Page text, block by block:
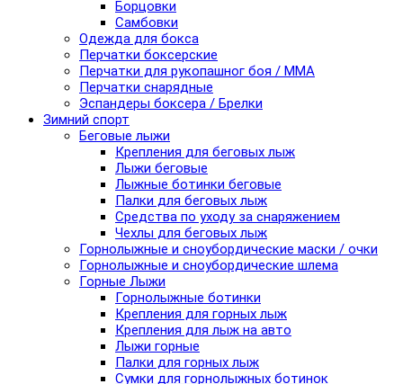
Борцовки
Самбовки
Одежда для бокса
Перчатки боксерские
Перчатки для рукопашног боя / ММА
Перчатки снарядные
Эспандеры боксера / Брелки
Зимний спорт
Беговые лыжи
Крепления для беговых лыж
Лыжи беговые
Лыжные ботинки беговые
Палки для беговых лыж
Средства по уходу за снаряжением
Чехлы для беговых лыж
Горнолыжные и сноубордические маски / очки
Горнолыжные и сноубордические шлема
Горные Лыжи
Горнолыжные ботинки
Крепления для горных лыж
Крепления для лыж на авто
Лыжи горные
Палки для горных лыж
Сумки для горнолыжных ботинок